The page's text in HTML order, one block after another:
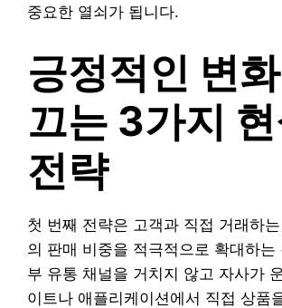
중요한 열쇠가 됩니다.
긍정적인 변
끄는 3가지
전략
첫 번째 전략은 고객과 직접 거래하
의 판매 비중을 적극적으로 확대하는
부 유통 채널을 거치지 않고 자사가
이트나 애플리케이션에서 직접 상품